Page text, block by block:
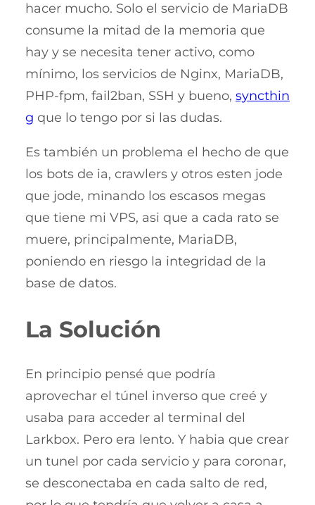
hacer mucho. Solo el servicio de MariaDB
consume la mitad de la memoria que
hay y se necesita tener activo, como
mínimo, los servicios de Nginx, MariaDB,
PHP-fpm, fail2ban, SSH y bueno, syncthin
g que lo tengo por si las dudas.
Es también un problema el hecho de que
los bots de ia, crawlers y otros esten jode
que jode, minando los escasos megas
que tiene mi VPS, asi que a cada rato se
muere, principalmente, MariaDB,
poniendo en riesgo la integridad de la
base de datos.
La Solución
En principio pensé que podría
aprovechar el túnel inverso que creé y
usaba para acceder al terminal del
Larkbox. Pero era lento. Y habia que crear
un tunel por cada servicio y para coronar,
se desconectaba en cada salto de red,